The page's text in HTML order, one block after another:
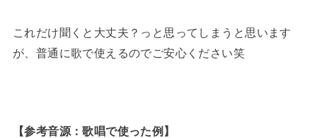
レ
ー
これだけ聞くと大丈夫？っと思ってしまうと思います
が、普通に歌で使えるのでご安心ください笑
【参考音源：歌唱で使った例】